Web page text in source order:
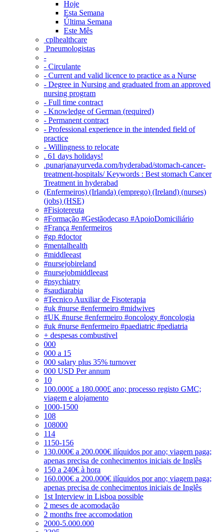
Hoje
Esta Semana
Última Semana
Este Mês
‎ cplhealthcare‬
Pneumologistas
-
- Circulante
- Current and valid licence to practice as a Nurse
- Degree in Nursing and graduated from an approved
nursing program
- Full time contract
- Knowledge of German (required)
- Permanent contract
- Professional experience in the intended field of
practice
- Willingness to relocate
. 61 days holidays!
.punarjanayurveda.com/hyderabad/stomach-cancer-
treatment-hospitals/ Keywords : Best stomach Cancer
Treatment in hyderabad
(Enfermeiros) (Irlanda) (emprego) (Ireland) (nurses)
(jobs) (HSE)
#Fisiotereuta
#Formação #Gestãodecaso #ApoioDomiciliário
#França #enfermeiros
#gp #doctor
#mentalhealth
#middleeast
#nursejobireland
#nursejobmiddleeast
#psychiatry
#saudiarabia
#Tecnico Auxiliar de Fisoterapia
#uk #nurse #enfermeiro #midwives
#UK #nurse #enfermeiro #oncology #oncologia
#uk #nurse #enfermeiro #paediatric #pediatria
+ despesas combustivel
000
000 a 15
000 salary plus 35% turnover
000 USD Per annum
10
100.000£ a 180.000£ ano; processo registo GMC;
viagem e alojamento
1000-1500
108
108000
114
1150-156
130.000€ a 200.000€ ilíquidos por ano; viagem paga;
apenas precisa de conhecimentos iniciais de Inglês
150 a 240€ à hora
160.000€ a 200.000€ ilíquidos por ano; viagem paga;
apenas precisa de conhecimentos iniciais de Inglês
1st Interview in Lisboa possible
2 meses de acomodação
2 months free accomodation
2000-5.000.000